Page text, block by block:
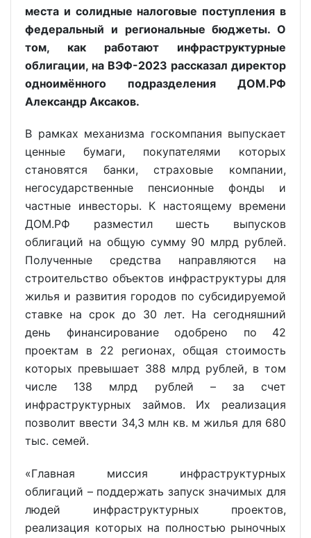
места и солидные налоговые поступления в
федеральный и региональные бюджеты. О
том, как работают инфраструктурные
облигации, на ВЭФ-2023 рассказал директор
одноимённого подразделения ДОМ.РФ
Александр Аксаков.
В рамках механизма госкомпания выпускает
ценные бумаги, покупателями которых
становятся банки, страховые компании,
негосударственные пенсионные фонды и
частные инвесторы. К настоящему времени
ДОМ.РФ разместил шесть выпусков
облигаций на общую сумму 90 млрд рублей.
Полученные средства направляются на
строительство объектов инфраструктуры для
жилья и развития городов по субсидируемой
ставке на срок до 30 лет. На сегодняшний
день финансирование одобрено по 42
проектам в 22 регионах, общая стоимость
которых превышает 388 млрд рублей, в том
числе 138 млрд рублей – за счет
инфраструктурных займов. Их реализация
позволит ввести 34,3 млн кв. м жилья для 680
тыс. семей.
«Главная миссия инфраструктурных
облигаций – поддержать запуск значимых для
людей инфраструктурных проектов,
реализация которых на полностью рыночных